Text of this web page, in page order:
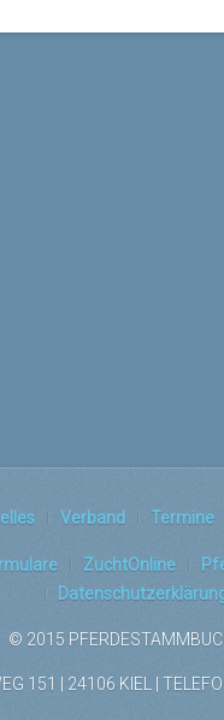
Verband Termine
ZuchtOnline
© 2015
151 | 24106 KIEL |